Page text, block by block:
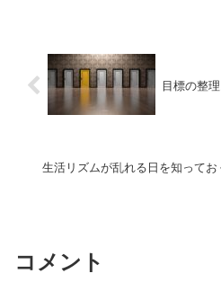
目標の整理
生活リズムが乱れる日を知ってお
コメント